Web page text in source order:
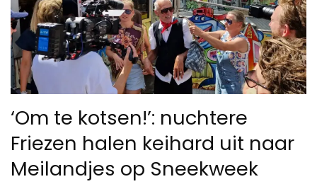
‘Om te kotsen!’: nuchtere
Friezen halen keihard uit naar
Meilandjes op Sneekweek